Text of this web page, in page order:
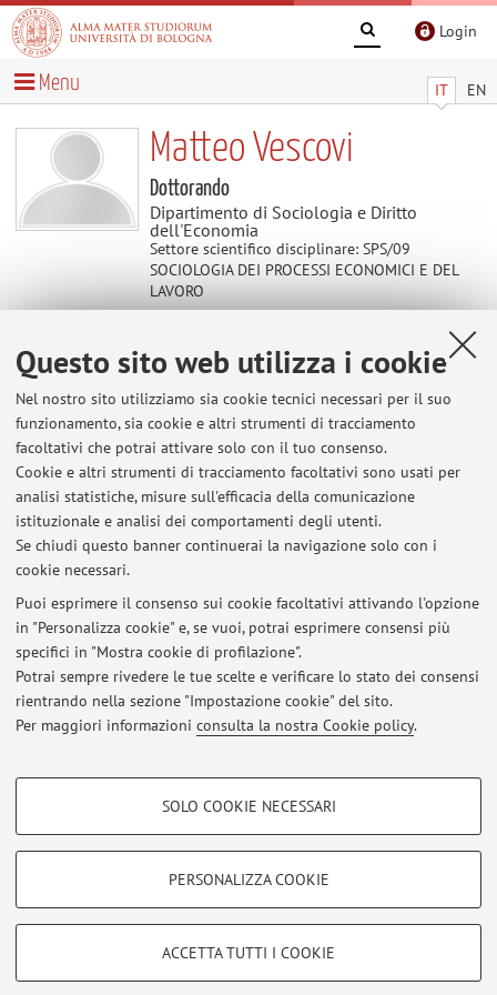
Questo sito web utilizza i cookie
Nel nostro sito utilizziamo sia cookie tecnici necessari per il suo
funzionamento, sia cookie e altri strumenti di tracciamento
facoltativi che potrai attivare solo con il tuo consenso.
Cookie e altri strumenti di tracciamento facoltativi sono usati per
analisi statistiche, misure sull'efficacia della comunicazione
istituzionale e analisi dei comportamenti degli utenti.
Se chiudi questo banner continuerai la navigazione solo con i
cookie necessari.
Puoi esprimere il consenso sui cookie facoltativi attivando l'opzione
in "Personalizza cookie" e, se vuoi, potrai esprimere consensi più
specifici in "Mostra cookie di profilazione".
Potrai sempre rivedere le tue scelte e verificare lo stato dei consensi
rientrando nella sezione "Impostazione cookie" del sito.
Per maggiori informazioni consulta la nostra Cookie policy.
COOKIE DI PROFILAZIONE - FACOLTATIVI
COOKIE TECNICI - NECESSARI
Si tratta di cookie tecnici utilizzati, a titolo esemplificativo, per il corretto
SOLO COOKIE NECESSARI
PERSONALIZZA COOKIE
ACCETTA TUTTI I COOKIE
Login
IT EN
Menu
Matteo Vescovi
Dottorando
Dipartimento di Sociologia e Diritto
dell'Economia
Settore scientifico disciplinare: SPS/09
SOCIOLOGIA DEI PROCESSI ECONOMICI E DEL
LAVORO
Contatti
E-mail: matteo.vescovi4@unibo.it
Dipartimento di Sociologia e Diritto dell'Economia
Strada Maggiore 45, Bologna - Vai alla mappa
Ultimi avvisi
Al momento non sono presenti avvisi.
Area riservata
Accedi tramiteloginper gestire tutti i contenuti del sito.
Zamboni, 33 - 40126 Bologna - Partita IVA: 01131710376